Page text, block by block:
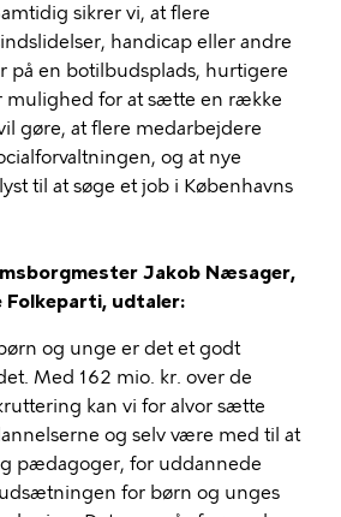
sikrer vi, at flere
handicap eller andre
på en botilbudsplads, hurtigere
mulighed for at sætte en række
gøre, at flere medarbejdere
og at nye
til at søge et job i Københavns
Jakob Næsager,
Folkeparti, udtaler:
og unge er det et godt
Med 162 mio. kr. over de
kan vi for alvor sætte
og selv være med til at
pædagoger, for uddannede
for børn og unges